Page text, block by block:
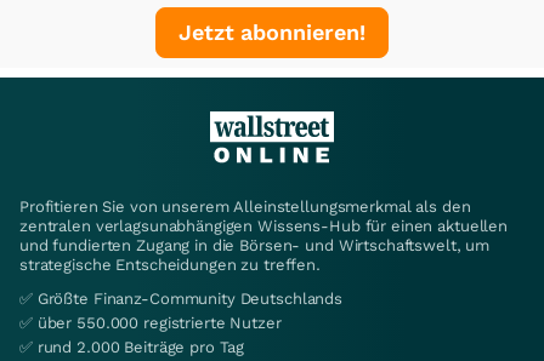
Jetzt abonnieren!
Profitieren Sie von unserem Alleinstellungsmerkmal als den
zentralen verlagsunabhängigen Wissens-Hub für einen aktuellen
und fundierten Zugang in die Börsen- und Wirtschaftswelt, um
strategische Entscheidungen zu treffen.
✅ Größte Finanz-Community Deutschlands
✅ über 550.000 registrierte Nutzer
✅ rund 2.000 Beiträge pro Tag